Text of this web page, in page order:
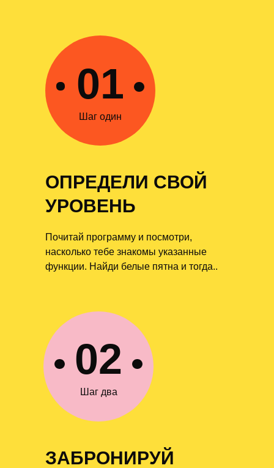
01
Шаг один
Почитай программу и посмотри,
насколько тебе знакомы указанные
функции. Найди белые пятна и тогда..
ОПРЕДЕЛИ СВОЙ
УРОВЕНЬ
02
Шаг два
ЗАБРОНИРУЙ
Подберем подходящий курс
Приходите
учиться
Самый полезный
Telegram о сорсинге